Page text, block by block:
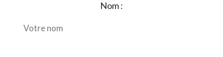
Nom :